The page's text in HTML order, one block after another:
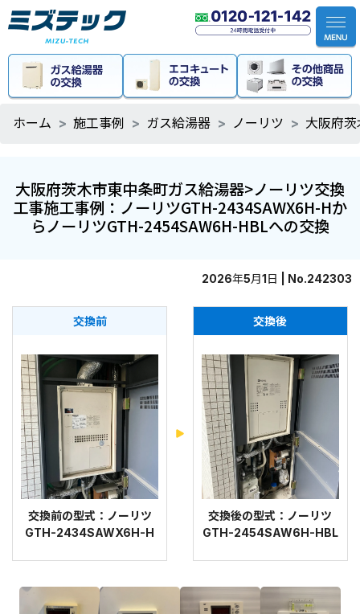
ホーム 施工事例 ガス給湯器 ノーリツ 大阪府
大阪府茨木市東中条町ガス給湯器>ノーリツ交換
工事施工事例：ノーリツGTH-2434SAWX6H-Hか
らノーリツGTH-2454SAW6H-HBLへの交換
2026年5月1日 | No.242303
交換前
交換前の型式：ノーリツ
GTH-2434SAWX6H-H
交換後
交換後の型式：ノーリツ
GTH-2454SAW6H-HBL